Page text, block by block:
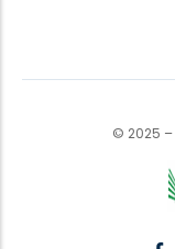
© 2025 –